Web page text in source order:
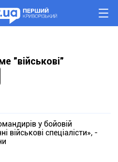
"військові"
у бойовій
військові спеціалісти», -